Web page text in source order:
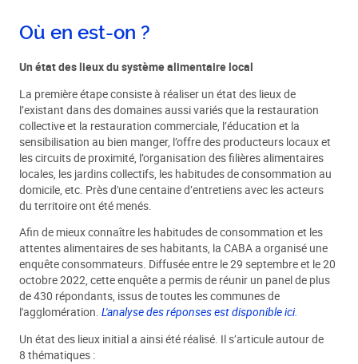
Où en est-on ?
Un état des lieux du système alimentaire local
La première étape consiste à réaliser un état des lieux de
l’existant dans des domaines aussi variés que la restauration
collective et la restauration commerciale, l’éducation et la
sensibilisation au bien manger, l’offre des producteurs locaux et
les circuits de proximité, l’organisation des filières alimentaires
locales, les jardins collectifs, les habitudes de consommation au
domicile, etc. Près d'une centaine d’entretiens avec les acteurs
du territoire ont été menés.
Afin de mieux connaître les habitudes de consommation et les
attentes alimentaires de ses habitants, la CABA a organisé une
enquête consommateurs. Diffusée entre le 29 septembre et le 20
octobre 2022, cette enquête a permis de réunir un panel de plus
de 430 répondants, issus de toutes les communes de
l'agglomération.L'analyse des réponses est disponible ici.
Un état des lieux initial a ainsi été réalisé. Il s’articule autour de
8 thématiques :